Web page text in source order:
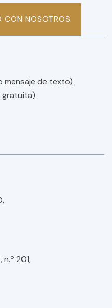
CON NOSOTROS
mensaje de texto)
gratuita)
201,